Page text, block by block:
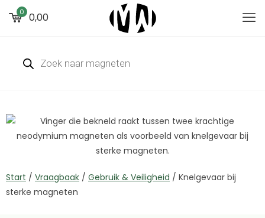
0 0,00
Start / Vraagbaak / Gebruik & Veiligheid / Knelgevaar bij
sterke magneten